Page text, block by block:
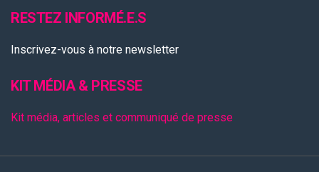
RESTEZ INFORMÉ.E.S
Inscrivez-vous à notre newsletter
KIT MÉDIA & PRESSE
Kit média, articles et communiqué de presse